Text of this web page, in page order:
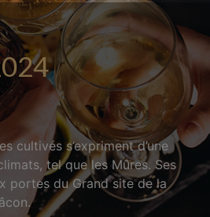
cultivés s’expriment d’une
tel que les Mûres. Ses
portes du Grand site de la